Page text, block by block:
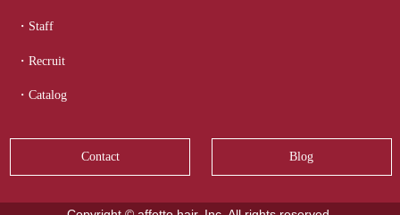
・Staff
・Recruit
・Catalog
Contact Blog